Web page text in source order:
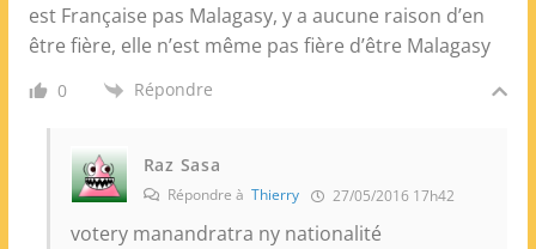
est Française pas Malagasy, y a aucune raison d’en
être fière, elle n’est même pas fière d’être Malagasy
0 Répondre
Raz Sasa
Répondre à Thierry 27/05/2016 17h42
votery manandratra ny nationalité